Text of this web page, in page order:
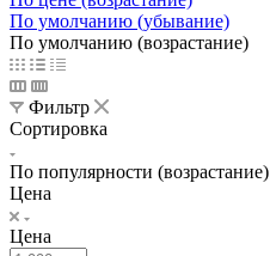
По умолчанию (убывание)
По умолчанию (возрастание)
Фильтр
Сортировка
По популярности (возрастание)
Цена
Цена